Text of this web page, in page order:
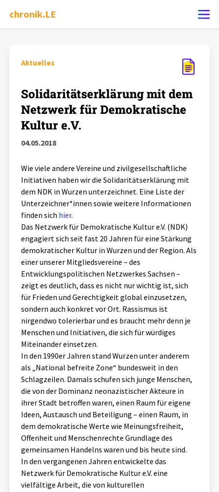
chronik.LE
Chronik
Dossiers
Leipziger Zustände
Schlaglichter
Phänomene
Aktuelles
Alle Beiträge
Veranstaltungen
Pressemitteilungen
Podcasts
Über uns
Projektbeschreibung
Kontakt
Unterstützer_innen
Spenden
chronik.LE in der Presse
Aktuelles
Solidaritätserklärung mit dem
Netzwerk für Demokratische
Kultur e.V.
04.05.2018
Wie viele andere Vereine und zivilgesellschaftliche
Initiativen haben wir die Solidaritätserklärung mit
dem NDK in Wurzen unterzeichnet. Eine Liste der
Unterzeichner*innen sowie weitere Informationen
finden sich hier.
Das Netzwerk für Demokratische Kultur e.V. (NDK)
engagiert sich seit fast 20 Jahren für eine Stärkung
demokratischer Kultur in Wurzen und der Region. Als
einer unserer Mitgliedsvereine – des
Entwicklungspolitischen Netzwerkes Sachsen –
zeigt es deutlich, dass es nicht nur wichtig ist, sich
für Frieden und Gerechtigkeit global einzusetzen,
sondern auch konkret vor Ort. Rassismus ist
nirgendwo tolerierbar und es braucht mehr denn je
Menschen und Initiativen, die sich für würdiges
Miteinander einsetzen.
In den 1990er Jahren stand Wurzen unter anderem
als „National befreite Zone“ bundesweit in den
Schlagzeilen. Damals schufen sich junge Menschen,
die von der Dominanz neonazistischer Akteure in
ihrer Stadt betroffen waren, einen Raum für eigene
Ideen, Austausch und Beteiligung – einen Raum, in
dem demokratische Werte wie Meinungsfreiheit,
Offenheit und Menschenrechte Grundlage des
gemeinsamen Handelns waren und bis heute sind.
In den vergangenen Jahren entwickelte das
Netzwerk für Demokratische Kultur e.V. eine
vielfältige Arbeit, die von kulturellen